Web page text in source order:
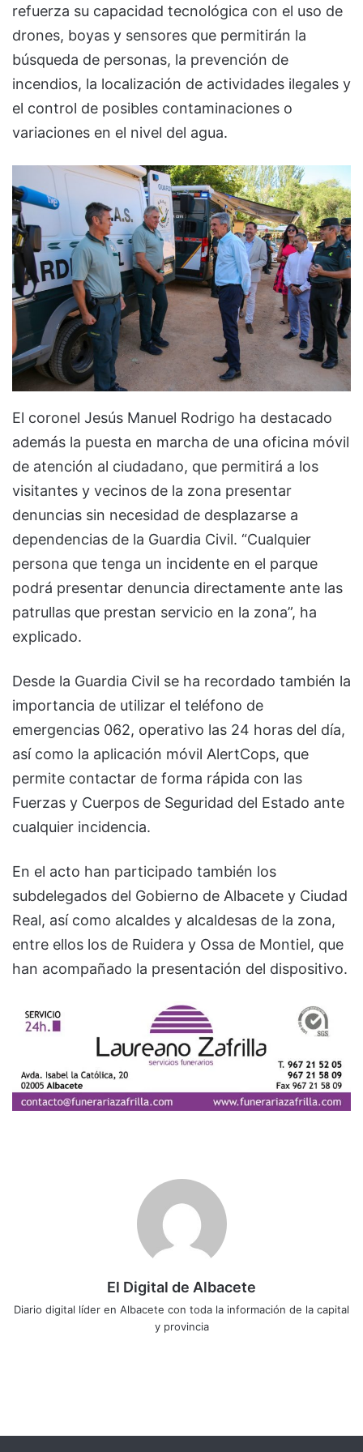
refuerza su capacidad tecnológica con el uso de
drones, boyas y sensores que permitirán la
búsqueda de personas, la prevención de
incendios, la localización de actividades ilegales y
el control de posibles contaminaciones o
variaciones en el nivel del agua.
El coronel Jesús Manuel Rodrigo ha destacado
además la puesta en marcha de una oficina móvil
de atención al ciudadano, que permitirá a los
visitantes y vecinos de la zona presentar
denuncias sin necesidad de desplazarse a
dependencias de la Guardia Civil. “Cualquier
persona que tenga un incidente en el parque
podrá presentar denuncia directamente ante las
patrullas que prestan servicio en la zona”, ha
explicado.
Desde la Guardia Civil se ha recordado también la
importancia de utilizar el teléfono de
emergencias 062, operativo las 24 horas del día,
así como la aplicación móvil AlertCops, que
permite contactar de forma rápida con las
Fuerzas y Cuerpos de Seguridad del Estado ante
cualquier incidencia.
En el acto han participado también los
subdelegados del Gobierno de Albacete y Ciudad
Real, así como alcaldes y alcaldesas de la zona,
entre ellos los de Ruidera y Ossa de Montiel, que
han acompañado la presentación del dispositivo.
El Digital de Albacete
Diario digital líder en Albacete con toda la información de la capital
y provincia